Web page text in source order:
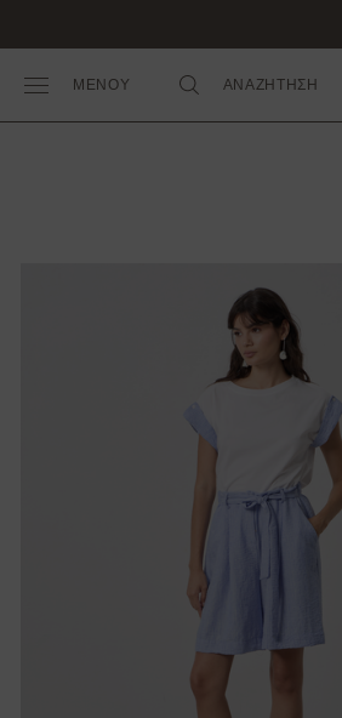
Toggle Main Menu
ΜΕΝΟΥ ΑΝΑΖΗΤΗΣΗ